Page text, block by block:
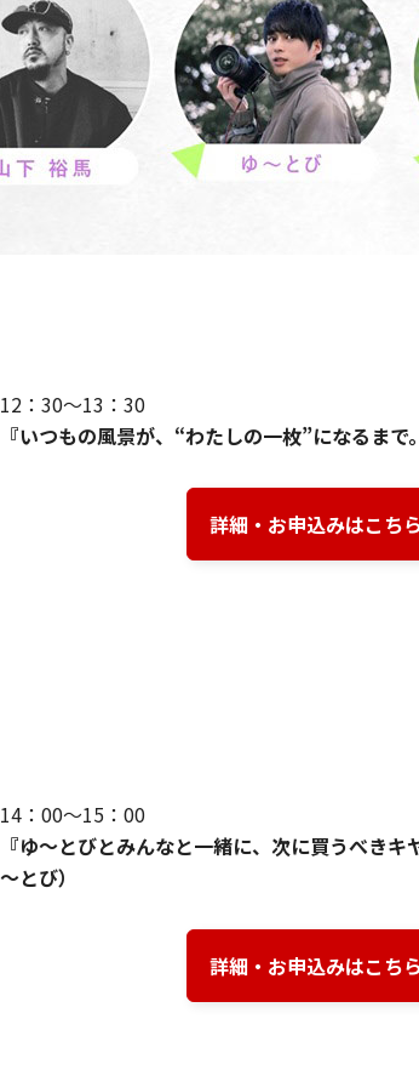
12：30～13：30
『いつもの風景が、“わたしの一枚”になるまで
詳細・お申込みはこち
14：00～15：00
『ゆ～とびとみんなと一緒に、次に買うべき
～とび）
詳細・お申込みはこち